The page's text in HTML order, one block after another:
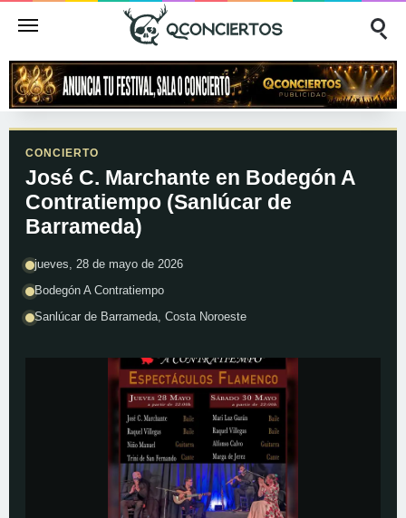
CONCIERTO
José C. Marchante en Bodegón A
Contratiempo (Sanlúcar de
Barrameda)
jueves, 28 de mayo de 2026
Bodegón A Contratiempo
Sanlúcar de Barrameda, Costa Noroeste